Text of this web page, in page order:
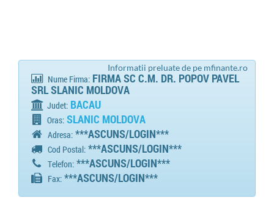
Informatii preluate de pe mfinante.ro
Nume Firma: FIRMA SC C.M. DR. POPOV PAVEL
SRL SLANIC MOLDOVA
Judet: BACAU
Oras: SLANIC MOLDOVA
Adresa: ***ASCUNS/LOGIN***
Cod Postal: ***ASCUNS/LOGIN***
Telefon: ***ASCUNS/LOGIN***
Fax: ***ASCUNS/LOGIN***